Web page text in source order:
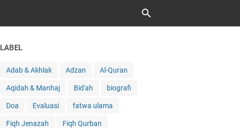
LABEL
Adab & Akhlak Adzan Al-Quran
Aqidah & Manhaj Bid'ah biografi
Doa Evaluasi fatwa ulama
Fiqh Jenazah Fiqh Qurban